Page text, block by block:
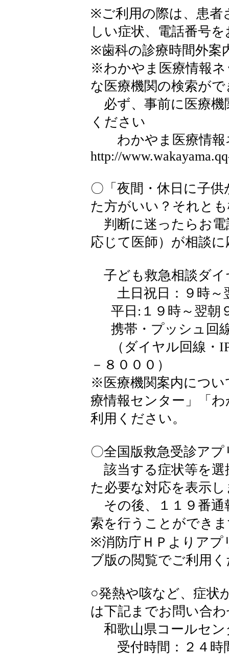
※ご利用の際は、患者
しい症状、電話番号
※歯科の診療時間外案
※わかやま医療情報ネ
な医療機関の検索が
必ず、事前に医療機
ください
わかやま医療情
http://
〇「夜間・休日に子
た方がいい？それと
判断に迷ったらお電
応じて医師）が相談
子ども救急相談ダイ
土日祝日：９時～
平日:１９時～翌
携帯・プッシュ回
（ダイヤル回線・
－８０００）
※医療機関案内につい
療情報センター」「
利用ください。
〇全国版救急受診ア
該当する症状等を選
た必要な対応を表示
その後、１１９番通
索を行うことができ
※消防庁ＨＰよりアプ
ブ版の閲覧でご利用
○発熱や咳など、症状
は下記までお問い合
和歌山県コールセン
受付時間：２４時